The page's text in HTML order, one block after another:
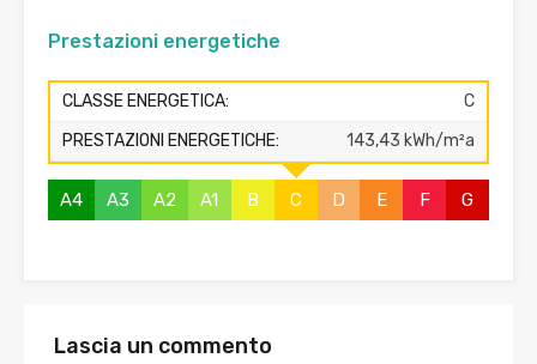
Prestazioni energetiche
CLASSE ENERGETICA:
C
PRESTAZIONI ENERGETICHE:
143,43 kWh/m²a
A4 A3 A2 A1 B C D E F G
Lascia un commento